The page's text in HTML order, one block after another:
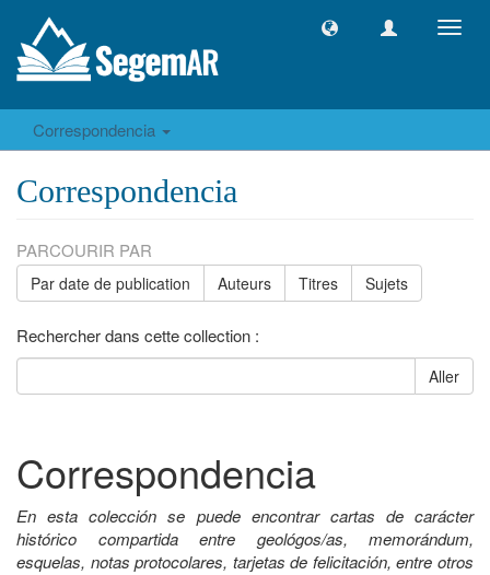
Correspondencia
Correspondencia
PARCOURIR PAR
Par date de publication Auteurs Titres Sujets
Rechercher dans cette collection :
Aller
Correspondencia
En esta colección se puede encontrar cartas de carácter
histórico compartida entre geológos/as, memorándum,
esquelas, notas protocolares, tarjetas de felicitación, entre otros